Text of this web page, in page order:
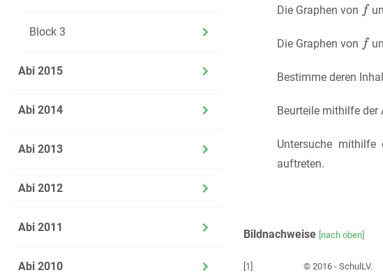
Block 3
Abi 2015
Abi 2014
Abi 2013
Abi 2012
Abi 2011
Abi 2010
Die Graphen von
Die Graphen von
Bestimme deren
Beurteile mithilfe der
Untersuche mithilfe
auftreten.
Bildnachweise [nach oben]
[1] © 2016 - SchulLV.